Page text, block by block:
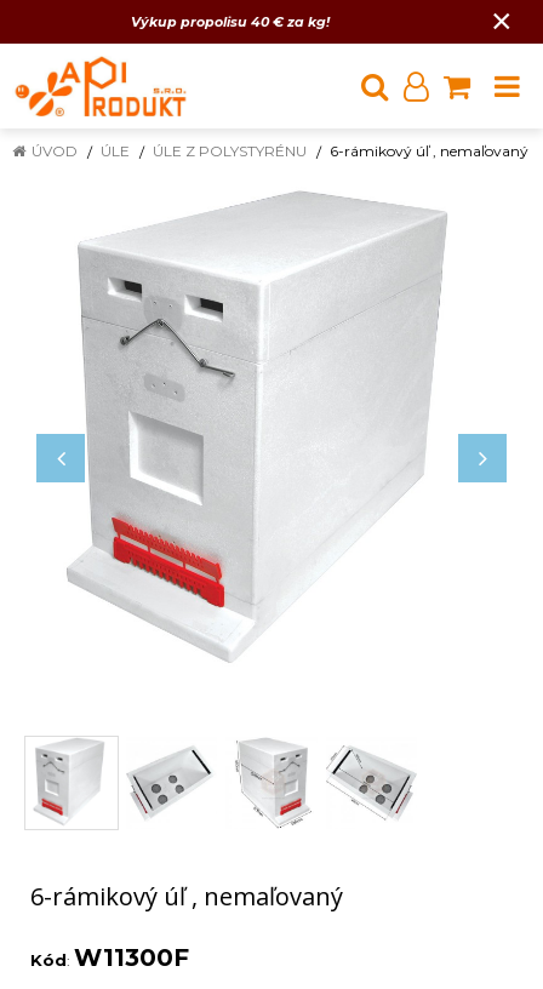
Výkup propolisu 40 € za kg! ×
ÚVOD ÚLE ÚLE Z POLYSTYRÉNU 6-rámikový úľ , nemaľovaný
6-rámikový úľ , nemaľovaný
Kód: W11300F